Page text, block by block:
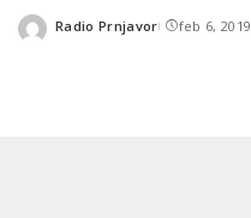
Posted
Radio Prnjavor feb 6, 2019